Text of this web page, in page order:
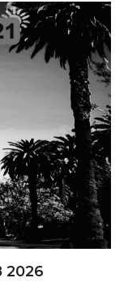
2026